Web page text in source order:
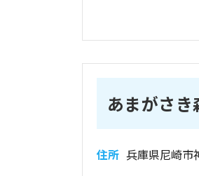
あまがさ
住所 兵庫県尼崎